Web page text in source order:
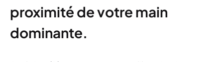
proximité de votre main
dominante.